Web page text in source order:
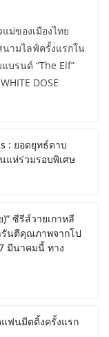
ม่ของเมืองไทย
นามไลฟ์ครั้งแรกใน
บรนด์ “The Elf”
DOSE
: ยอดยุทธ์ดาบ
แห่ร่วมรอบพิเศษ
ซีรีส์วายเกาหลี
รันตีคุณภาพจากโป
มีนาคมนี้ ทาง
ฟนมีตติ้งครั้งแรก